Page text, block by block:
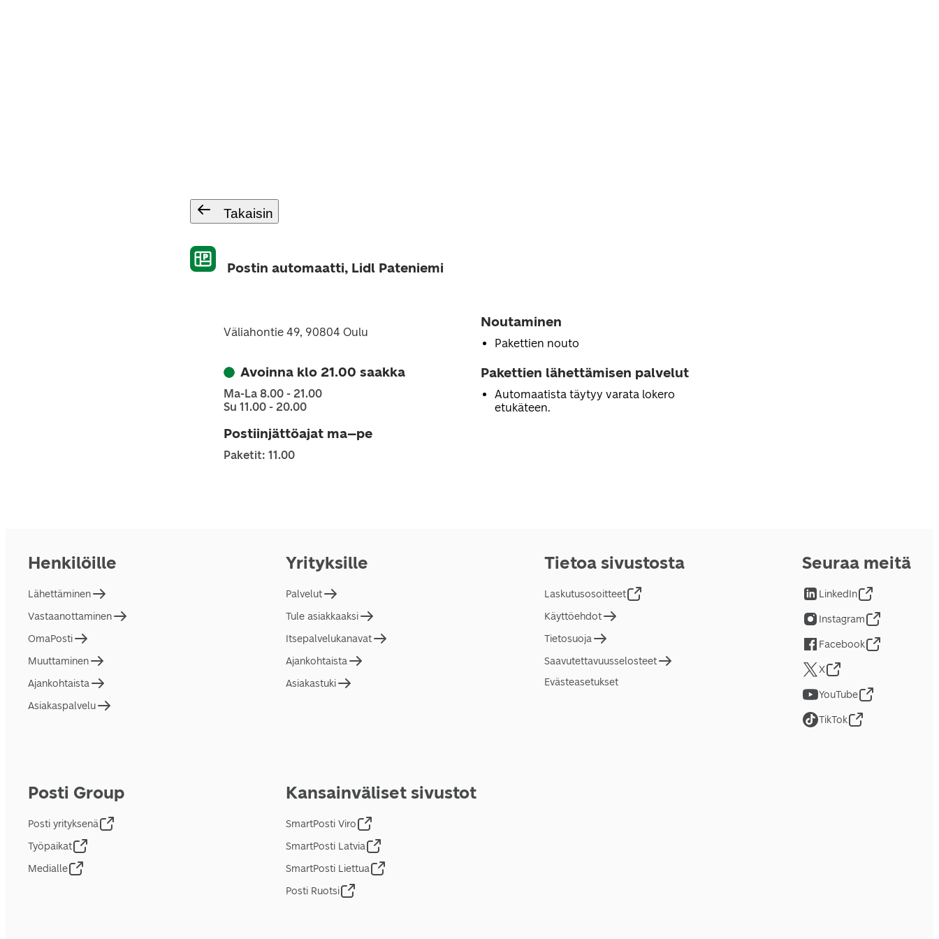
Takaisin
Postin automaatti, Lidl Pateniemi
Väliahontie 49, 90804 Oulu
Avoinna klo 21.00 saakka
Ma-La 8.00 - 21.00
Su 11.00 - 20.00
Postiinjättöajat ma–pe
Paketit: 11.00
Noutaminen
Pakettien nouto
Pakettien lähettämisen palvelut
Automaatista täytyy varata lokero
etukäteen.
Henkilöille
Lähettäminen
Vastaanottaminen
OmaPosti
Muuttaminen
Ajankohtaista
Asiakaspalvelu
Yrityksille
Palvelut
Tule asiakkaaksi
Itsepalvelukanavat
Ajankohtaista
Asiakastuki
Tietoa sivustosta
Laskutusosoitteet
Käyttöehdot
Tietosuoja
Saavutettavuusselosteet
Evästeasetukset
Posti Group
Posti yrityksenä
Työpaikat
Medialle
Kansainväliset sivustot
SmartPosti Viro
SmartPosti Latvia
SmartPosti Liettua
Posti Ruotsi
Seuraa meitä
LinkedIn
Instagram
Facebook
X
YouTube
TikTok